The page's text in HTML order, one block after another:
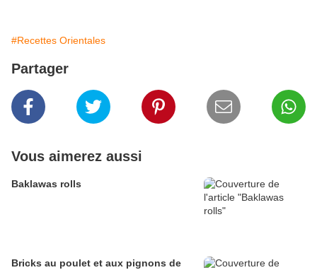
#Recettes Orientales
Partager
Vous aimerez aussi
Baklawas rolls
Bricks au poulet et aux pignons de